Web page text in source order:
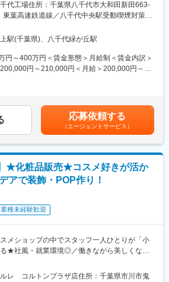
で100年間以上培った技術とノウハウを生か
が実証された天然素材の開発と健康食品の受
ています。また、国内の国立大学や海外の大
を皆様にお届けしています。
したアルコールの製造販売を主軸とし、医薬
粧品など幅広い商品の製造・販売を行う当社
いただきます。
て、品質や性能を確かめるために分析機器を
する理化学試験業務を担当していただきま
ジションです。
1名、メンバー7名）（女性3名、男性5名）
しています。ご希望があれば外部の勉強会に
やスキルの向上を図れます！
原則土日祝日休み）残業10-20h程
、工場は土日祝稼働の可能性はありますが、
りますので、土日出勤が難しい方は出社はさ
代工場住所：千葉県八千代市大和田新田663-
東葉高速鉄道線／八千代中央駅受動喫煙対策：
の範囲：会社の定める事業所
駅(千葉県)、八千代緑が丘駅
円～400万円＜賃金形態＞月給制＜賃金内訳＞
円～210,000円＜月給＞200,000円～
、選考を通じて上下する可能性があります。
当を含めた表記です。
応募依頼する
（エージェントサービス）
★化粧品販売★コスメ好きが活か
アで装飾・POP作り！
業種未経験歓迎
メショップの中でスタッフ一人ひとりが「小
★社風・就業環境◎／働きながら美しくなれ
ラザでの勤務となります。
ルレ コルトンプラザ店住所：千葉県市川市鬼